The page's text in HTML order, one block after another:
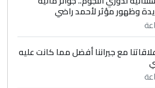
عصابة علي ماما يسقط
للعراق ومن اصول عريقة
يرد على صدام حسين سل
كامل)
وظهور مؤثر لأحمد راضي
مع جيراننا أفضل مما كانت عليه